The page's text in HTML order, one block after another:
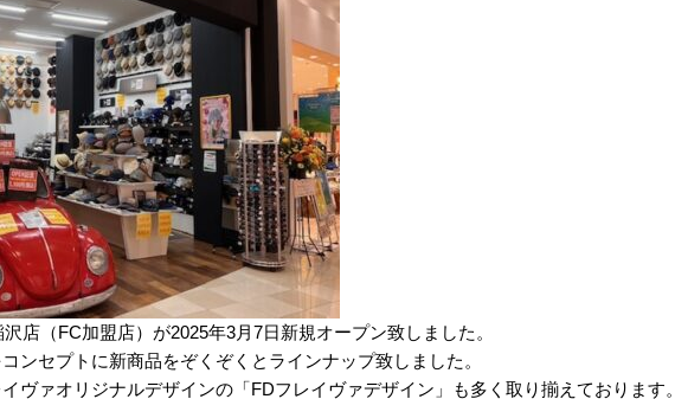
店（FC加盟店）が2025年3月7日新規オープン致しました。
ンセプトに新商品をぞくぞくとラインナップ致しました。
ヴァオリジナルデザインの「FDフレイヴァデザイン」も多く取り揃えております。